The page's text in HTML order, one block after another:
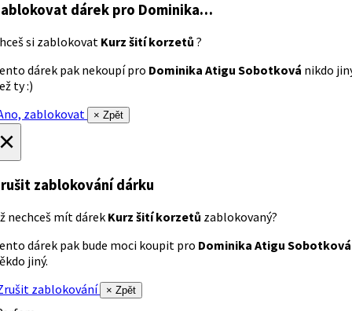
dárek pro Dominika…
si zablokovat Kurz šití korzetů ?
dárek pak nekoupí pro Dominika Atigu Sobotková nikdo
ty :)
zablokovat
× Zpět
zablokování dárku
nechceš mít dárek Kurz šití korzetů zablokovaný?
dárek pak bude moci koupit pro Dominika Atigu Sobotková
jiný.
zablokování
× Zpět